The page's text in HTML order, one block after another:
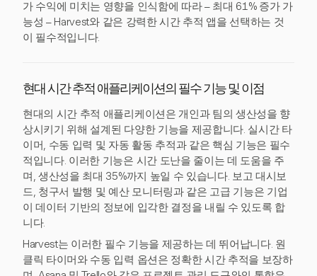
가 수익에 미치는 영향을 인식함에 따라 – 최대 61% 증가 가
능성 – Harvest와 같은 강력한 시간 추적 앱을 선택하는 것
이 필수적입니다.
현대 시간 추적 애플리케이션의 필수 기능 및 이점
현대의 시간 추적 애플리케이션은 개인과 팀의 생산성을 향
상시키기 위해 설계된 다양한 기능을 제공합니다. 실시간 타
이머, 수동 입력 및 자동 활동 추적과 같은 핵심 기능은 필수
적입니다. 이러한 기능은 시간 도난을 줄이는 데 도움을 주
며, 생산성을 최대 35%까지 높일 수 있습니다. 보고 대시보
드, 청구서 발행 및 예산 모니터링과 같은 고급 기능은 기업
이 데이터 기반의 정보에 입각한 결정을 내릴 수 있도록 합
니다.
Harvest는 이러한 필수 기능을 제공하는 데 뛰어납니다. 원
클릭 타이머와 수동 입력 옵션은 정확한 시간 추적을 보장하